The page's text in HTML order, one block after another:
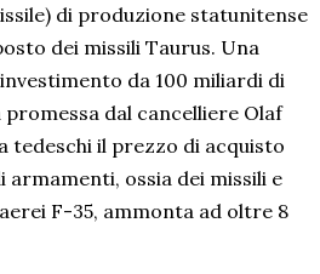
di produzione statunitense
dei missili Taurus. Una
da 100 miliardi di
dal cancelliere Olaf
tedeschi il prezzo di acquisto
armamenti, ossia dei missili e
F-35, ammonta ad oltre 8